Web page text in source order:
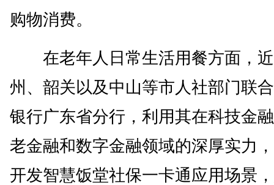
购物消费。
在老年人日常生活用餐方面，
州、韶关以及中山等市人社部门联
银行广东省分行，利用其在科技金
老金融和数字金融领域的深厚实力
开发智慧饭堂社保一卡通应用场景